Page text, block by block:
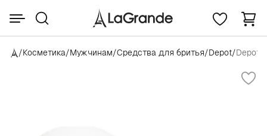
/Косметика/Мужчинам/Средства для бритья/Depot/Depot